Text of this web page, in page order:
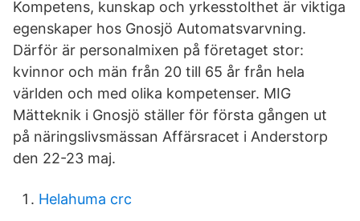
Kompetens, kunskap och yrkesstolthet är viktiga
egenskaper hos Gnosjö Automatsvarvning.
Därför är personalmixen på företaget stor:
kvinnor och män från 20 till 65 år från hela
världen och med olika kompetenser. MIG
Mätteknik i Gnosjö ställer för första gången ut
på näringslivsmässan Affärsracet i Anderstorp
den 22-23 maj.
Helahuma crc